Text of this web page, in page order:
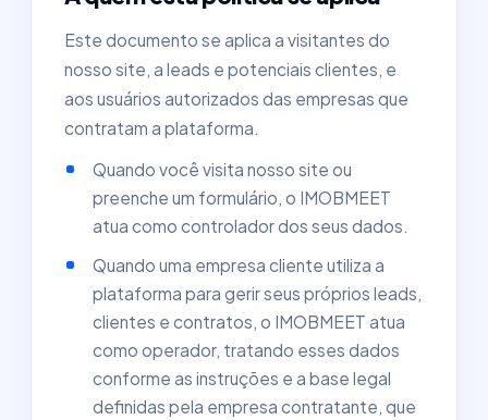
Este documento se aplica a visitantes do
nosso site, a leads e potenciais clientes, e
aos usuários autorizados das empresas que
contratam a plataforma.
Quando você visita nosso site ou
preenche um formulário, o IMOBMEET
atua como controlador dos seus dados.
Quando uma empresa cliente utiliza a
plataforma para gerir seus próprios leads,
clientes e contratos, o IMOBMEET atua
como operador, tratando esses dados
conforme as instruções e a base legal
definidas pela empresa contratante, que